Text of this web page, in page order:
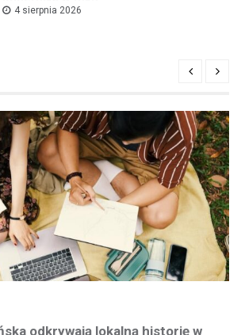
4 sierpnia 2026
odkrywają lokalną historię w